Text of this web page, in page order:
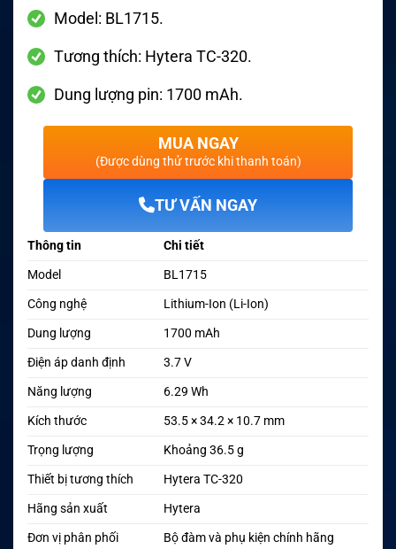
Model: BL1715.
Tương thích: Hytera TC-320.
Dung lượng pin: 1700 mAh.
MUA NGAY
(Được dùng thử trước khi thanh toán)
TƯ VẤN NGAY
Thông tin
Chi tiết
Model
BL1715
Công nghệ
Lithium-Ion (Li-Ion)
Dung lượng
1700 mAh
Điện áp danh định
3.7 V
Năng lượng
6.29 Wh
Kích thước
53.5 × 34.2 × 10.7 mm
Trọng lượng
Khoảng 36.5 g
Thiết bị tương thích
Hytera TC-320
Hãng sản xuất
Hytera
Đơn vị phân phối
Bộ đàm và phụ kiện chính hãng